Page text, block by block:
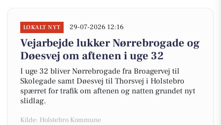
LOKALT NYT 29-07-2026 12:16
Vejarbejde lukker Nørrebrogade og
Døesvej om aftenen i uge 32
I uge 32 bliver Nørrebrogade fra Broagervej til
Skolegade samt Døesvej til Thorsvej i Holstebro
spærret for trafik om aftenen og natten grundet nyt
slidlag.
Kilde: Holstebro Kommune